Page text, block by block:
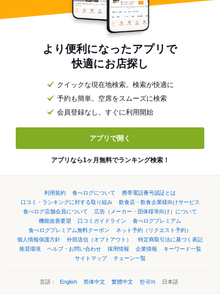
より便利になったアプリで
快適にお店探し
クイックな現在地検索。検索が快適に
予約も簡単。空席をスムーズに検索
会員登録なし。すぐに利用開始
アプリで開く
アプリなら1ヶ月無料でランキング検索！
利用規約 食べログについて
携帯電話番号認証とは
口コミ・ランキングに対する取り組み
飲食店・飲食企業様向けサービス
食べログ店舗会員について
広告（メーカー・団体様等向け）について
機能改善要望
口コミガイドライン
食べログプレミアム
食べログプレミアム無料クーポン
ネット予約（リクエスト予約）
個人情報保護方針
外部送信（オプトアウト）
特定商取引法に基づく表記
推奨環境
ヘルプ・お問い合わせ 採用情報 企業情報
キーワード一覧
サイトマップ
チェーン一覧
言語： English 简体中文 繁體中文 한국어 日本語